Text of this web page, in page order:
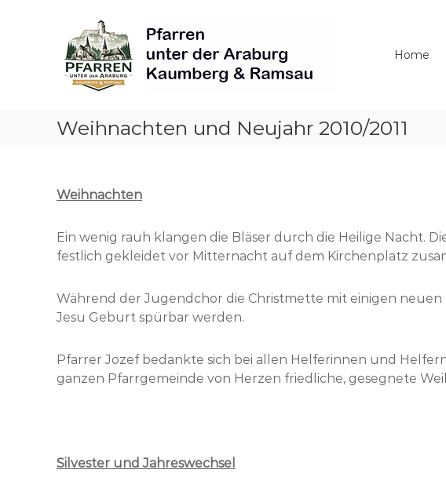
Pfarren
unter
derAraburg
in
Kaumberg
Home
Weihnachten und Neujahr 2010/2011
Weihnachten
Ein wenig rauh klangen die Bläser durch die Heilige Nacht.
festlich gekleidet vor Mitternacht auf dem Kirchenplatz
Während der Jugendchor die Christmette mit einigen
Jesu Geburt spürbar werden.
Pfarrer Jozef bedankte sich bei allen Helferinnen und
ganzen Pfarrgemeinde von Herzen friedliche, gesegnete
Silvester und Jahreswechsel